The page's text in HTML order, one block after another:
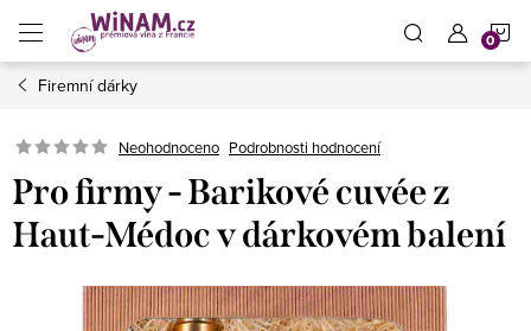
obsah
Firemní dárky
Neohodnoceno Podrobnosti hodnocení
Pro firmy - Barikové cuvée z
Haut-Médoc v dárkovém balení